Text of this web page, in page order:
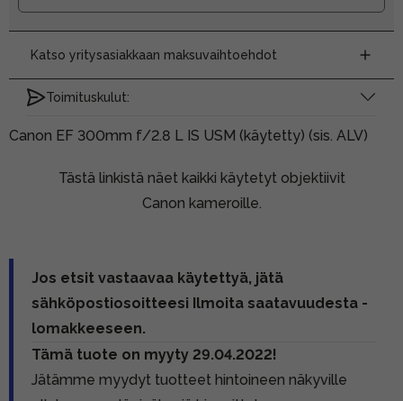
Katso yritysasiakkaan maksuvaihtoehdot
Toimituskulut:
Canon EF 300mm f/2.8 L IS USM (käytetty) (sis. ALV)
Tästä linkistä näet kaikki käytetyt objektiivit
Canon kameroille.
Jos etsit vastaavaa käytettyä, jätä
sähköpostiosoitteesi Ilmoita saatavuudesta -
lomakkeeseen.
Tämä tuote on myyty 29.04.2022!
Jätämme myydyt tuotteet hintoineen näkyville